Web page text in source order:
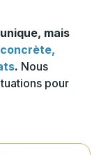
mais
. Nous
pour